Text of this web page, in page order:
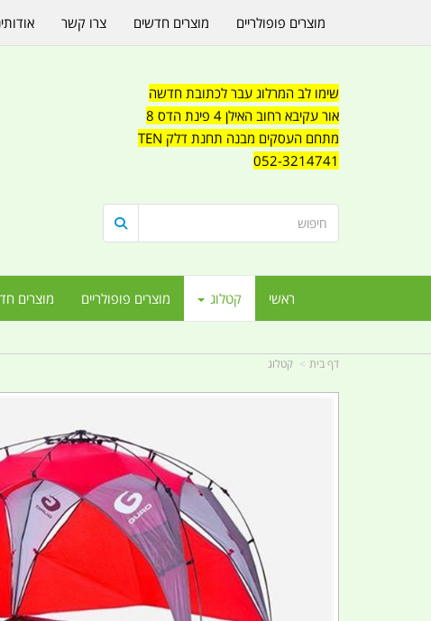
שימו לב המרלוג עבר לכתובת חדשה
אור עקיבא רחוב האילן 4 פינת הדס 8
מתחם העסקים מבנה תחנת דלק TEN
052-3214741
ראשי קטלוג מוצרים פופולריים מוצרים
מוצרים פופולריים מוצרים חדשים צרו קשר
דף בית קטלוג